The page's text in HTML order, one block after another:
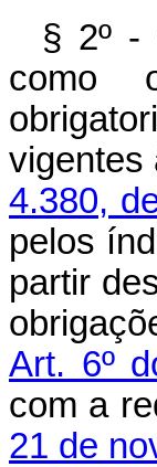
§ 2º -
como
vigentes
4.380,
pelos
partir
Art. 6º
com a
21 de